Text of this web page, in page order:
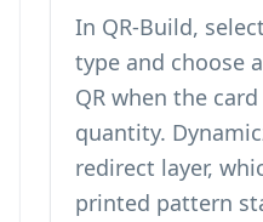
In QR-Build,
type and choose
QR when the
quantity.
redirect layer,
printed pattern